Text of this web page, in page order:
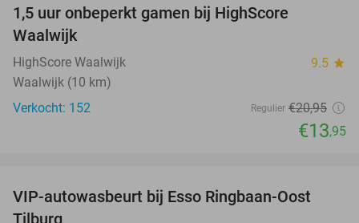
1,5 uur onbeperkt gamen bij HighScore
Waalwijk
HighScore Waalwijk 9.5 star
Waalwijk (10 km)
Verkocht: 152
Regulier €20,95
€13,95
42%
VIP-autowasbeurt bij Esso Ringbaan-Oost
Tilburg